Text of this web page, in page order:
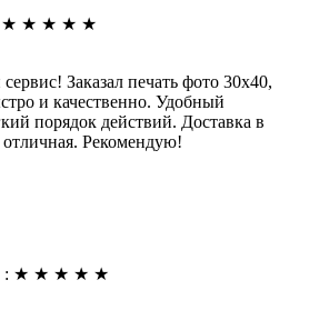
★ ★ ★ ★ ★
Заказал печать фото 30х40,
и качественно. Удобный
порядок действий. Доставка в
отличная. Рекомендую!
: ★ ★ ★ ★ ★